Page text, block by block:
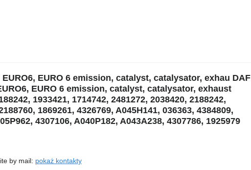
EURO 6 emission, catalyst, catalysator, exhau DAF
EURO 6 emission, catalyst, catalysator, exhaust
1933421, 1714742, 2481272, 2038420, 2188242,
1869261, 4326769, A045H141, 036363, 4384809,
4307106, A040P182, A043A238, 4307786, 1925979
by mail: pokaż kontakty